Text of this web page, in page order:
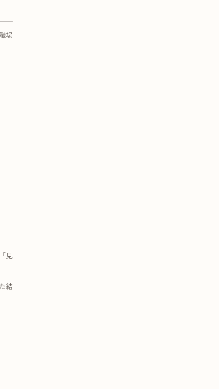
場
見
結